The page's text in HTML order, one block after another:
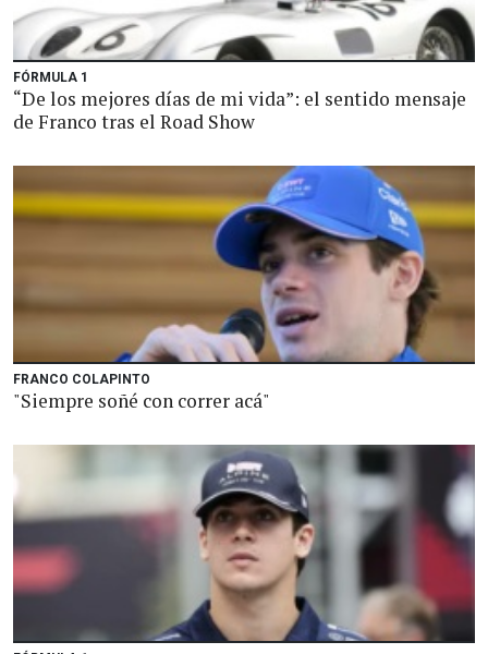
FÓRMULA 1
“De los mejores días de mi vida”: el sentido mensaje
de Franco tras el Road Show
FRANCO COLAPINTO
"Siempre soñé con correr acá"